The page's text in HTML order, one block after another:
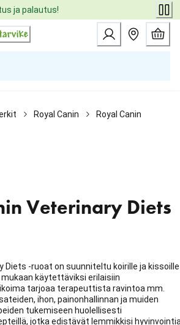
ja palautus!
Royal Canin Royal Canin
Veterinary Diets
Diets -ruoat on suunniteltu koirille ja kissoille
käytettäviksi erilaisiin
tarjoaa terapeuttista ravintoa mm.
ihon, painonhallinnan ja muiden
tukemiseen huolellisesti
jotka edistävät lemmikkisi